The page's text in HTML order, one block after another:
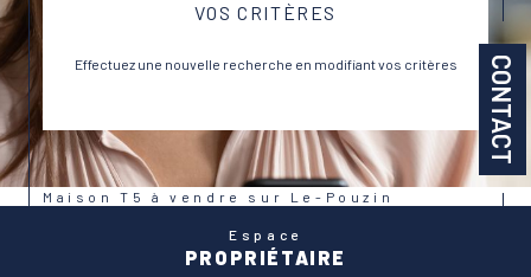
CONTACT
VOS CRITÈRES
Effectuez une nouvelle recherche en modifiant vos critères
Maison T5 à vendre sur Le-Pouzin
Espace
PROPRIÉTAIRE